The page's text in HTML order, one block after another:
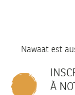
Nawaat est
À